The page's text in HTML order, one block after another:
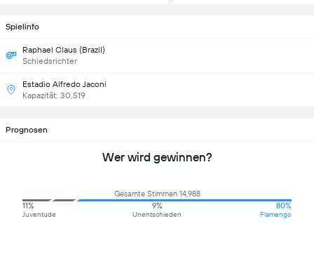
Spielinfo
Raphael Claus (Brazil)
Schiedsrichter
Estadio Alfredo Jaconi
Kapazität: 30,519
Prognosen
Wer wird gewinnen?
Gesamte Stimmen 14,988
11%
Juventude
9%
Unentschieden
80%
Flamengo